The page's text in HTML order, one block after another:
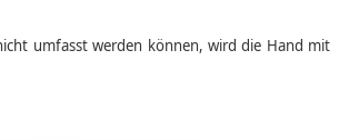
umfasst werden können, wird die Hand mit